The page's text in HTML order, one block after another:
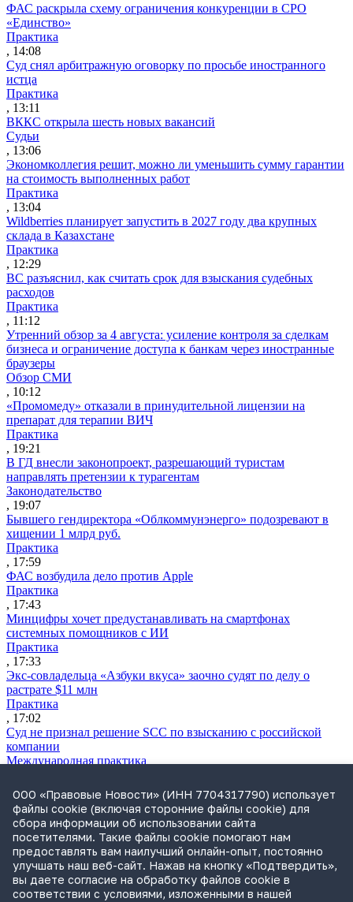
ФАС раскрыла схему ограничения конкуренции в СРО
«Единство»
Практика
, 14:08
Суд снял арбитражную оговорку по просьбе иностранного
истца
Практика
, 13:11
ВККС открыла шесть новых вакансий
Судьи
, 13:06
Экономколлегия решит, можно ли уменьшить сумму гарантии
на стоимость выполненных работ
Практика
, 13:04
Wildberries планирует запустить в 2027 году два крупных
склада в Казахстане
Практика
, 12:29
ВС разъяснил, как считать срок для взыскания судебных
расходов
Практика
, 11:12
Утренний обзор за 4 августа: усиление контроля за сделкам
бизнеса и ограничение доступа к банкам через иностранные
браузеры
Обзор СМИ
, 10:12
«Промомеду» отказали в принудительной лицензии на
препарат для терапии ВИЧ
Практика
, 19:21
В ГД внесли законопроект, разрешающий туристам
направлять претензии к турагентам
Законодательство
, 19:07
Бывшего гендиректора «Облкоммунэнерго» подозревают в
хищении 1 млрд руб.
Практика
, 17:59
ФАС возбудила дело против Apple
Практика
, 17:43
Минцифры хочет предустанавливать на смартфонах
системных помощников с ИИ
Практика
, 17:33
Экс-совладельца «Азбуки вкуса» заочно судят по делу о
растрате $11 млн
Практика
, 17:02
Суд не признал решение SCC по взысканию с российской
компании
Международная практика
Дроны могут начать применять для фиксации нарушений
ПДД
Практика
, 15:41
Бывшего сенатора Сабадаша приговорили к 12 годам по делу
о хищении
Практика
, 15:29
ООО «Правовые Новости» (ИНН 7704317790) использует
файлы cookie (включая сторонние файлы cookie) для
сбора информации об использовании сайта
посетителями. Такие файлы cookie помогают нам
предоставлять вам наилучший онлайн-опыт, постоянно
улучшать наш веб-сайт. Нажав на кнопку «Подтвердить»,
вы даете согласие на обработку файлов cookie в
соответствии с условиями, изложенными в нашей